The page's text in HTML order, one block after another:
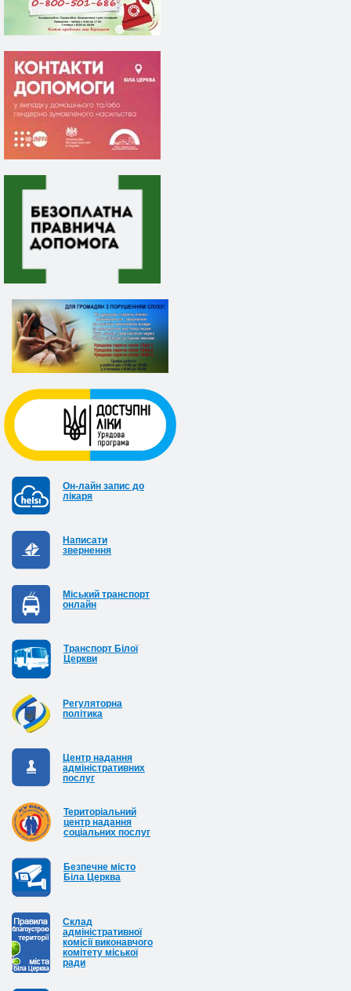
Он-лайн запис до
лікаря
Написати
звернення
Міський транспорт
онлайн
Транспорт Білої
Церкви
Регуляторна
політика
Центр надання
адміністративних
послуг
Територіальний
центр надання
соціальних послуг
Безпечне місто
Біла Церква
Cклад
адміністративної
комісії виконавчого
комітету міської
ради